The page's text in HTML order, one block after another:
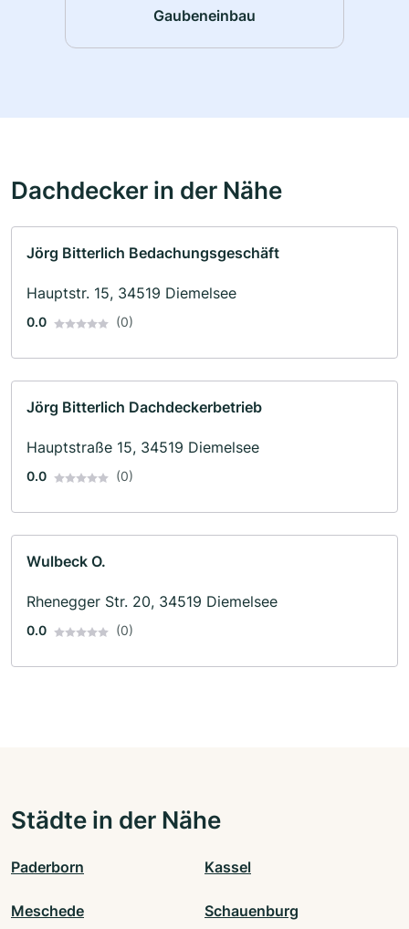
Gaubeneinbau
Dachdecker in der Nähe
Jörg Bitterlich Bedachungsgeschäft
Hauptstr. 15, 34519 Diemelsee
0.0 (0)
Jörg Bitterlich Dachdeckerbetrieb
Hauptstraße 15, 34519 Diemelsee
0.0 (0)
Wulbeck O.
Rhenegger Str. 20, 34519 Diemelsee
0.0 (0)
Städte in der Nähe
Paderborn Kassel
Meschede Schauenburg